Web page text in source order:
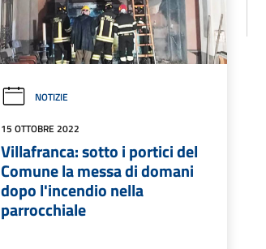
NOTIZIE
15 OTTOBRE 2022
Villafranca: sotto i portici del
Comune la messa di domani
dopo l'incendio nella
parrocchiale